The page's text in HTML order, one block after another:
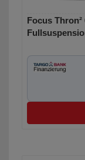
Focus